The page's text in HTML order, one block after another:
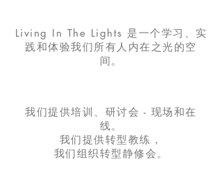
Living In The Lights 是一个学习、实
践和体验我们所有人内在之光的空
间。
我们提供培训、研讨会 - 现场和在
线。
我们提供转型教练，
我们组织转型静修会。